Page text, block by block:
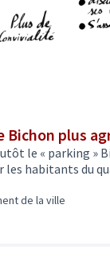
Bichon plus
le « parking »
les habitants du
de la ville